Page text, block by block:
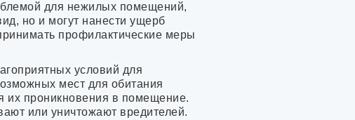
для нежилых помещений,
но и могут нанести ущерб
профилактические меры
условий для
мест для обитания
их проникновения в помещение.
или уничтожают вредителей.